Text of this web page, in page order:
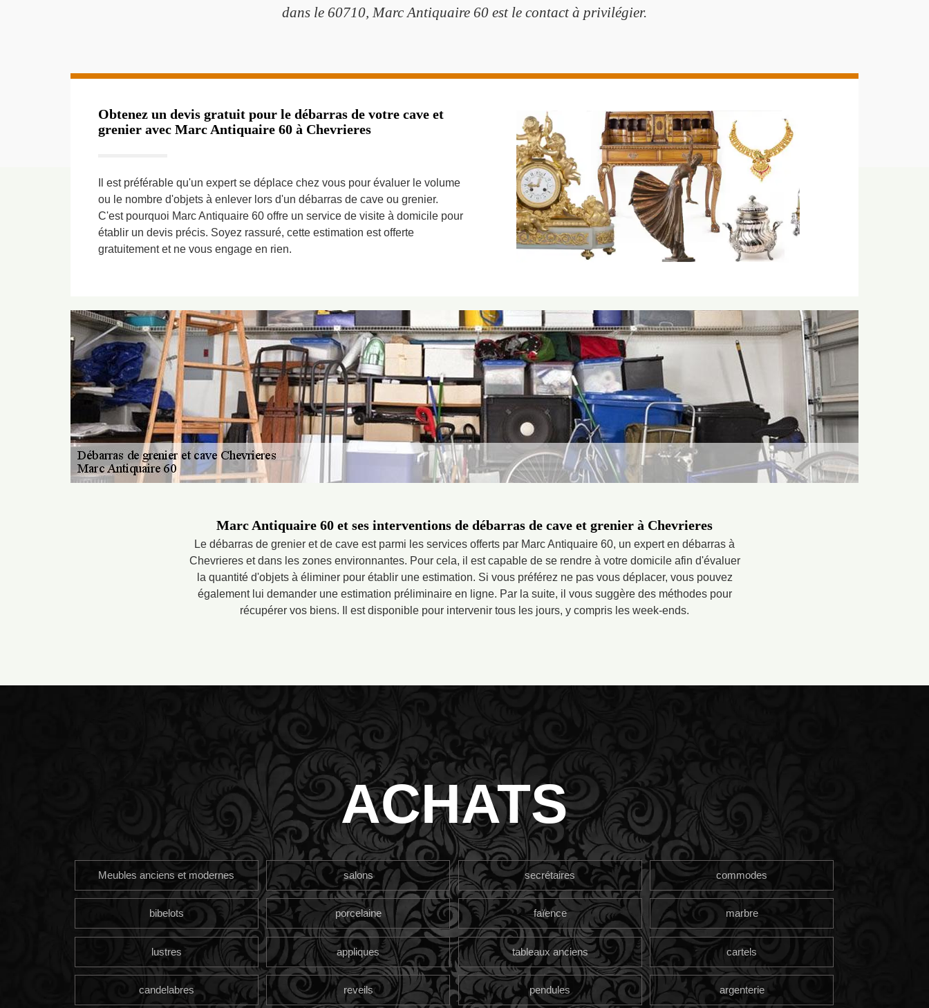
dans le 60710, Marc Antiquaire 60 est le contact à privilégier.
Obtenez un devis gratuit pour le débarras de votre cave et
grenier avec Marc Antiquaire 60 à Chevrieres
Il est préférable qu'un expert se déplace chez vous pour évaluer le volume
ou le nombre d'objets à enlever lors d'un débarras de cave ou grenier.
C'est pourquoi Marc Antiquaire 60 offre un service de visite à domicile pour
établir un devis précis. Soyez rassuré, cette estimation est offerte
gratuitement et ne vous engage en rien.
Marc Antiquaire 60 et ses interventions de débarras de cave et grenier à Chevrieres
Le débarras de grenier et de cave est parmi les services offerts par Marc Antiquaire 60, un expert en débarras à
Chevrieres et dans les zones environnantes. Pour cela, il est capable de se rendre à votre domicile afin d'évaluer
la quantité d'objets à éliminer pour établir une estimation. Si vous préférez ne pas vous déplacer, vous pouvez
également lui demander une estimation préliminaire en ligne. Par la suite, il vous suggère des méthodes pour
récupérer vos biens. Il est disponible pour intervenir tous les jours, y compris les week-ends.
ACHATS
Meubles anciens et modernes salons secrétaires commodes
bibelots porcelaine faïence marbre
lustres appliques tableaux anciens cartels
candelabres reveils pendules argenterie